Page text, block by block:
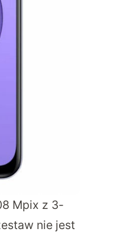
Mpix z 3-
nie jest